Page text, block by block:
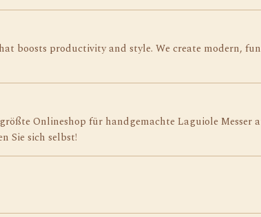
boosts productivity and style. We create modern,
Onlineshop für handgemachte Laguiole Messer
Sie sich selbst!